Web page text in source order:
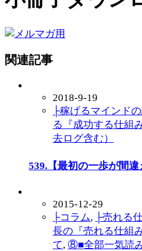
関連記事
2018-9-19
├稼げるマインド
る『成功する仕組み
去ログ含む）
539.【最初の一歩が間違
2015-12-29
├コラム, ├売れる
長の『売れる仕組み
て, ⑧■全部一気読